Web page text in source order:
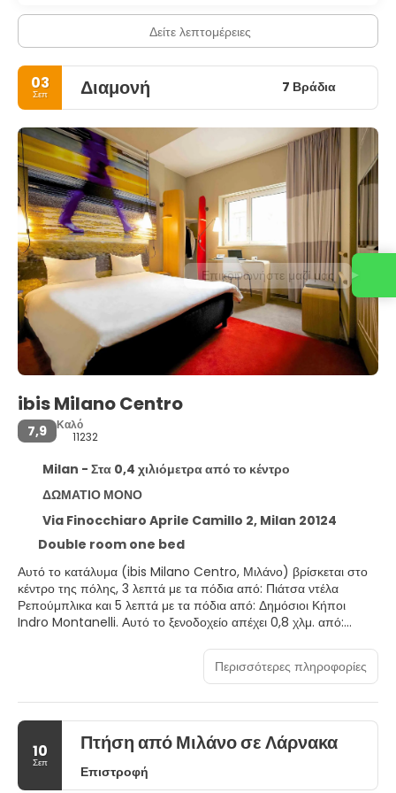
Δείτε λεπτομέρειες
03
Σεπ Διαμονή 7 Βράδια
ibis Milano Centro
7,9
Καλό
11232
Milan - Στα 0,4 χιλιόμετρα από το κέντρο
ΔΩΜΑΤΙΟ ΜΟΝΟ
Via Finocchiaro Aprile Camillo 2, Milan 20124
Double room one bed
Αυτό το κατάλυμα (ibis Milano Centro, Μιλάνο) βρίσκεται στο
κέντρο της πόλης, 3 λεπτά με τα πόδια από: Πιάτσα ντέλα
Ρεπούμπλικα και 5 λεπτά με τα πόδια από: Δημόσιοι Κήποι
Indro Montanelli. Αυτό το ξενοδοχείο απέχει 0,8 χλμ. από:
Απολαύστε τις ψυχαγωγικές δυνατότητες, όπως γυμναστήριο, ή
χαρείτε τη θέα από τον κήπο. Οι επιπλέον παροχές σε αυτό το
ξενοδοχείο περιλαμβάνουν δωρεάν ασύρματο ίντερνετ,
τηλεόραση σε κοινόχρηστο χώρο και μηχάνημα αυτόματης
Διαμείνετε σε ένα από τα 439 δωμάτιά μας, τα οποία διαθέτουν
Περισσότερες πληροφορίες
10
Σεπ
Πτήση από Μιλάνο σε Λάρνακα
Επιστροφή
Επικοινωνήστε μαζί μας